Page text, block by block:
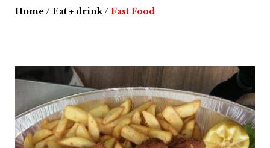
Home/ Eat + drink/ Fast Food